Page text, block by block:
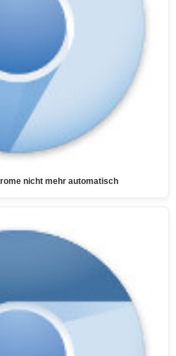
nicht mehr automatisch